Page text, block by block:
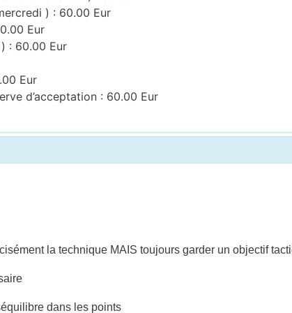
) : 60.00 Eur
Eur
: 60.00 Eur
Eur
d’acceptation : 60.00 Eur
la technique MAIS toujours garder un objectif
dans les points